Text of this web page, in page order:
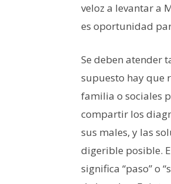
veloz a levantar a
es oportunidad
Se deben atender
supuesto hay que
familia o sociales
compartir los
sus males, y las
digerible posible.
significa “paso” o